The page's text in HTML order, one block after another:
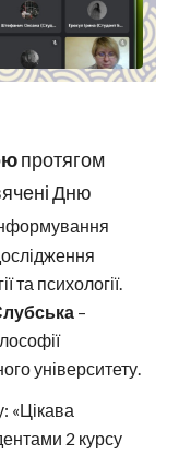
протягом
Дню
та психології.
–
університету.
«Цікава
2 курсу